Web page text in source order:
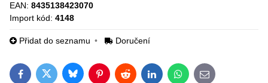
EAN: 8435138423070
Import kód: 4148
Přidat do seznamu Doručení
FacebookTwitterBlueskyPinterestRedditLinkedInWhatsApp
E-mail